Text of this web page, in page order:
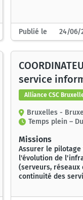
Publié le 24/06/
service
Alliance CSC
Bruxelles -
Temps plein –
Missions
Assurer le
l'évolution de
(serveurs,
continuité des